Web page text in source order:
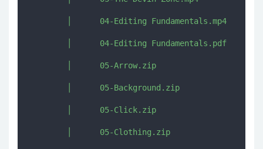
        │      04-Editing Fundamentals.mp4
        │      04-Editing Fundamentals.pdf
        │      05-Arrow.zip
        │      05-Background.zip
        │      05-Click.zip
        │      05-Clothing.zip